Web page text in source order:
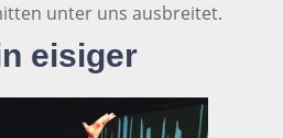
eisiger
unter uns ausbreitet.